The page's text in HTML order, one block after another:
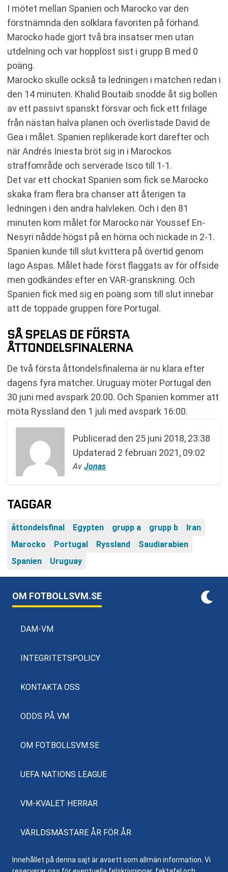
I mötet mellan Spanien och Marocko var den
förstnämnda den solklara favoriten på förhand.
Marocko hade gjort två bra insatser men utan
utdelning och var hopplöst sist i grupp B med 0
poäng.
Marocko skulle också ta ledningen i matchen redan i
den 14 minuten. Khalid Boutaib snodde åt sig bollen
av ett passivt spanskt försvar och fick ett friläge
från nästan halva planen och överlistade David de
Gea i målet. Spanien replikerade kort därefter och
när Andrés Iniesta bröt sig in i Marockos
straffområde och serverade Isco till 1-1.
Det var ett chockat Spanien som fick se Marocko
skaka fram flera bra chanser att återigen ta
ledningen i den andra halvleken. Och i den 81
minuten kom målet för Marocko när Youssef En-
Nesyri nådde högst på en hörna och nickade in 2-1.
Spanien kunde till slut kvittera på övertid genom
Iago Aspas. Målet hade först flaggats av för offside
men godkändes efter en VAR-granskning. Och
Spanien fick med sig en poäng som till slut innebar
att de toppade gruppen före Portugal.
SÅ SPELAS DE FÖRSTA
ÅTTONDELSFINALERNA
De två första åttondelsfinalerna är nu klara efter
dagens fyra matcher. Uruguay möter Portugal den
30 juni med avspark 20:00. Och Spanien kommer att
möta Ryssland den 1 juli med avspark 16:00.
Publicerad den 25 juni 2018, 23:38
Updaterad 2 februari 2021, 09:02
Av Jonas
TAGGAR
åttondelsfinal Egypten grupp a grupp b
Iran
Marocko
Portugal Ryssland
Saudiarabien
Spanien
Uruguay
OM FOTBOLLSVM.SE
DAM-VM
INTEGRITETSPOLICY
KONTAKTA OSS
ODDS PÅ VM
OM FOTBOLLSVM.SE
UEFA NATIONS LEAGUE
VM-KVALET HERRAR
VÄRLDSMÄSTARE ÅR FÖR ÅR
Innehållet på denna sajt är avsett som allmän information. Vi